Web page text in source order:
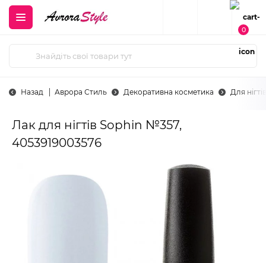
0
Назад Аврора Стиль Декоративна косметика Для нігтів
Лак для нігтів Sophin №357,
4053919003576